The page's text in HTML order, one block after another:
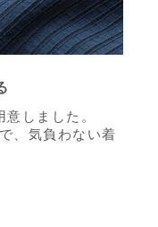
しました。
、気負わない着